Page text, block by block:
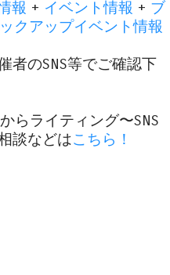
報 + イベント情報 + ブ
クアップイベント情報
者のSNS等でご確認下
らライティング〜SNS
談などはこちら！